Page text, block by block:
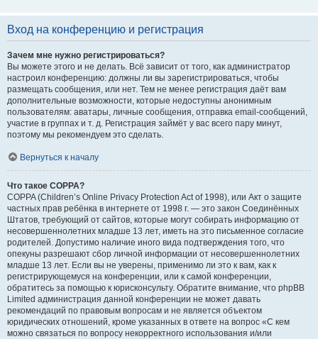
Вход на конференцию и регистрация
Зачем мне нужно регистрироваться?
Вы можете этого и не делать. Всё зависит от того, как администратор
настроил конференцию: должны ли вы зарегистрироваться, чтобы
размещать сообщения, или нет. Тем не менее регистрация даёт вам
дополнительные возможности, которые недоступны анонимным
пользователям: аватары, личные сообщения, отправка email-сообщений,
участие в группах и т. д. Регистрация займёт у вас всего пару минут,
поэтому мы рекомендуем это сделать.
Вернуться к началу
Что такое COPPA?
COPPA (Children’s Online Privacy Protection Act of 1998), или Акт о защите
частных прав ребёнка в интернете от 1998 г. — это закон Соединённых
Штатов, требующий от сайтов, которые могут собирать информацию от
несовершеннолетних младше 13 лет, иметь на это письменное согласие
родителей. Допустимо наличие иного вида подтверждения того, что
опекуны разрешают сбор личной информации от несовершеннолетних
младше 13 лет. Если вы не уверены, применимо ли это к вам, как к
регистрирующемуся на конференции, или к самой конференции,
обратитесь за помощью к юрисконсульту. Обратите внимание, что phpBB
Limited администрация данной конференции не может давать
рекомендаций по правовым вопросам и не является объектом
юридических отношений, кроме указанных в ответе на вопрос «С кем
можно связаться по вопросу некорректного использования и/или